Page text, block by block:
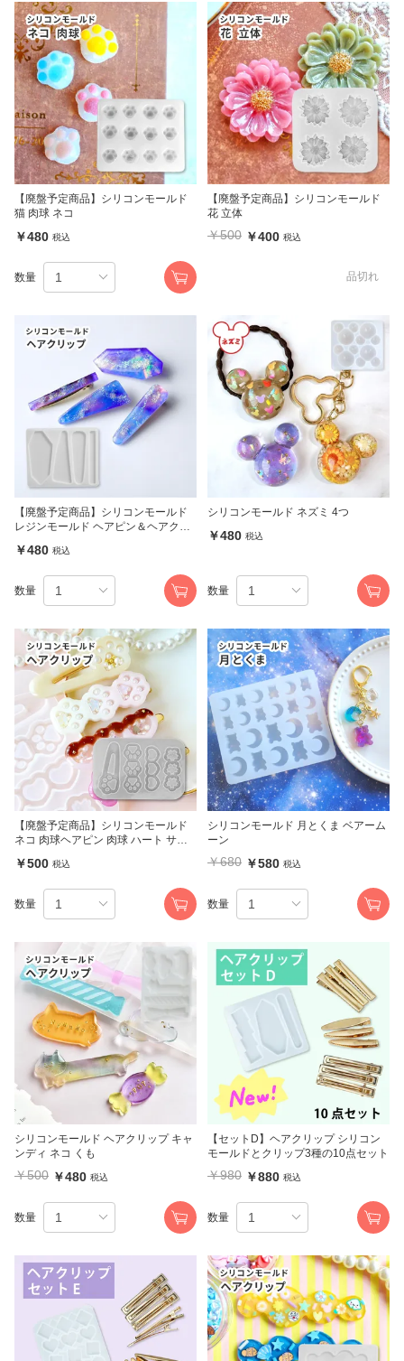
【廃盤予定商品】シリコンモールド
猫 肉球 ネコ
￥480 税込
数量
【廃盤予定商品】シリコンモールド
花 立体
￥500 ￥400 税込
品切れ
【廃盤予定商品】シリコンモールド
レジンモールド ヘアピン＆ヘアクリ
￥480 税込
数量
シリコンモールド ネズミ 4つ
￥480 税込
数量
【廃盤予定商品】シリコンモールド
ネコ 肉球ヘアピン 肉球 ハート サク
￥500 税込
数量
シリコンモールド 月とくま ベアーム
ーン
￥680 ￥580 税込
数量
シリコンモールド ヘアクリップ キャ
ンディ ネコ くも
￥500 ￥480 税込
数量
【セットD】ヘアクリップ シリコン
モールドとクリップ3種の10点セット
￥980 ￥880 税込
数量